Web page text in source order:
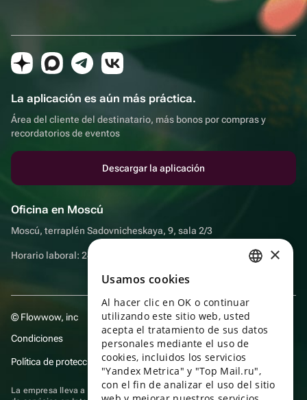
La aplicación es aún más práctica.
Área del cliente del destinatario, más bonos por compras y
recordatorios de eventos
Descargar la aplicación
Oficina en Moscú
Moscú, terraplén Sadovnicheskaya, 9, sala 2/3
Horario laboral: 24 horas
© Flowwow, inc
Condiciones
Política de protección y privacidad de datos
La empresa lleva a cabo su actividad en el ámbito de las TI: prestación
ENGLISH
UKRAINIAN
PORTUGUESE
SPANISH
HUNGARIAN
×
Usamos cookies
Al hacer clic en OK o continuar
utilizando este sitio web, usted
acepta el tratamiento de sus datos
personales mediante el uso de
cookies, incluidos los servicios
"Yandex Metrica" y "Top Mail.ru",
con el fin de analizar el uso del sitio